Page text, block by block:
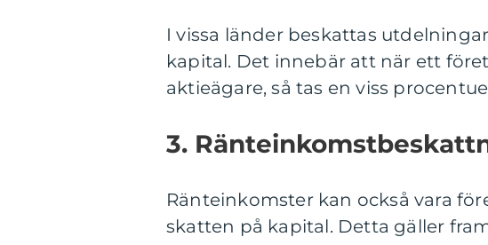
I vissa länder beskattas
kapital. Det innebär att när ett
aktieägare, så tas en viss
3.
Ränteinkomster kan också vara
skatten på kapital. Detta gäller